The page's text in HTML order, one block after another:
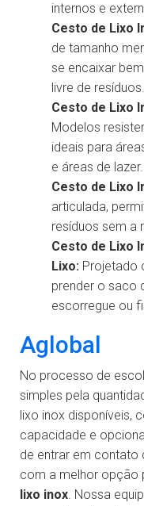
internos e
Cesto de Lixo
de tamanho
se encaixar
livre de resíduos.
Cesto de Lixo
Modelos
ideais para
e áreas de lazer.
Cesto de Lixo
articulada,
resíduos sem a
Cesto de Lixo
Lixo: Projetado
prender o saco
escorregue ou
Aglobal
No processo de
simples pela
lixo inox disponíveis,
capacidade e
de entrar em contato
com a melhor opção
lixo inox. Nossa